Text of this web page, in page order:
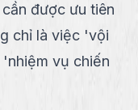
được ưu tiên
chỉ là việc 'vội
vụ chiến